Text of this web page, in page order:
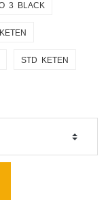
3 BLACK
STD KETEN